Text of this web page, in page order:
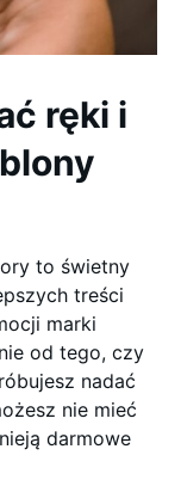
ręki i
to świetny
treści
marki
od tego, czy
nadać
nie mieć
darmowe